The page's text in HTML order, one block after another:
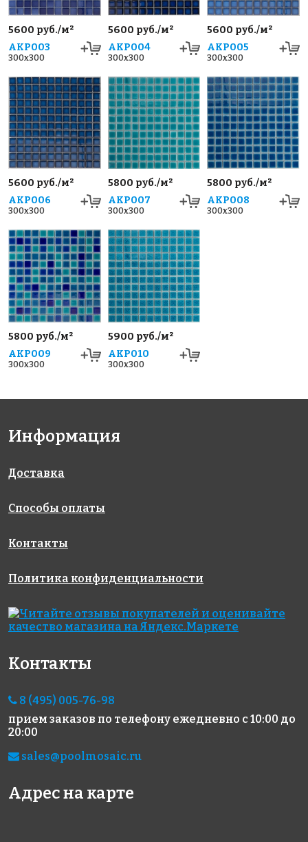
5600 руб./м²
AKP003
300x300
5600 руб./м²
AKP004
300x300
5600 руб./м²
AKP005
300x300
5600 руб./м²
AKP006
300x300
5800 руб./м²
AKP007
300x300
5800 руб./м²
AKP008
300x300
5800 руб./м²
AKP009
300x300
5900 руб./м²
AKP010
300x300
Информация
Доставка
Способы оплаты
Контакты
Политика конфиденциальности
Контакты
8 (495) 005-76-98
прием заказов по телефону ежедневно с 10:00 до
20:00
sales@poolmosaic.ru
Адрес на карте